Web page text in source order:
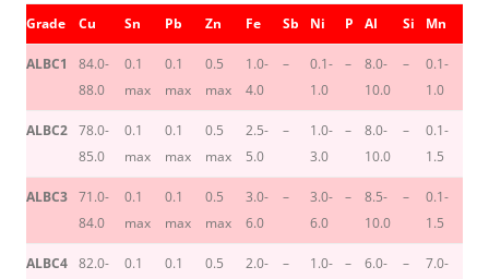
Grade Cu Sn Pb Zn Fe Sb Ni P AI Si Mn
ALBC1
84.0-
88.0
0.1
max
0.1
max
0.5
max
1.0-
4.0
–
0.1-
1.0
–
8.0-
10.0
–
0.1-
1.0
ALBC2 78.0-
85.0
0.1
max
0.1
max
0.5
max
2.5-
5.0
–
1.0-
3.0
–
8.0-
10.0
–
0.1-
1.5
ALBC3 71.0-
84.0
0.1
max
0.1
max
0.5
max
3.0-
6.0
–
3.0-
6.0
–
8.5-
10.0
–
0.1-
1.5
ALBC4 82.0-
0.1
0.1
0.5
2.0-
–
1.0-
–
6.0-
–
7.0-